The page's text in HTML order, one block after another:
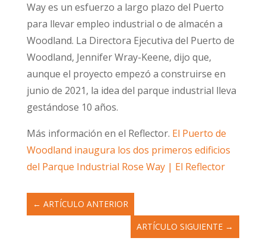
Way es un esfuerzo a largo plazo del Puerto
para llevar empleo industrial o de almacén a
Woodland. La Directora Ejecutiva del Puerto de
Woodland, Jennifer Wray-Keene, dijo que,
aunque el proyecto empezó a construirse en
junio de 2021, la idea del parque industrial lleva
gestándose 10 años.
Más información en el Reflector. El Puerto de
Woodland inaugura los dos primeros edificios
del Parque Industrial Rose Way | El Reflector
← ARTÍCULO ANTERIOR
ARTÍCULO SIGUIENTE →